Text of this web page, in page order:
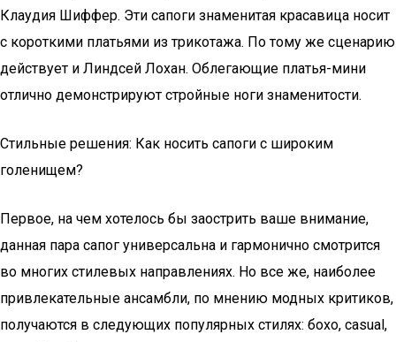
Клаудия Шиффер. Эти сапоги знаменитая красавица носит
с короткими платьями из трикотажа. По тому же сценарию
действует и Линдсей Лохан. Облегающие платья-мини
отлично демонстрируют стройные ноги знаменитости.
Стильные решения: Как носить сапоги с широким
голенищем?
Первое, на чем хотелось бы заострить ваше внимание,
данная пара сапог универсальна и гармонично смотрится
во многих стилевых направлениях. Но все же, наиболее
привлекательные ансамбли, по мнению модных критиков,
получаются в следующих популярных стилях: бохо, сasual,